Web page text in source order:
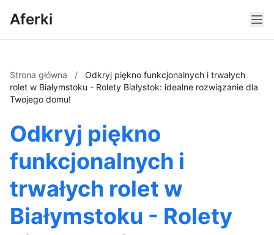
Aferki
Strona główna /
Odkryj piękno funkcjonalnych i trwałych
rolet w Białymstoku - Rolety Białystok: idealne rozwiązanie dla
Twojego domu!
Odkryj piękno
funkcjonalnych i
trwałych rolet w
Białymstoku - Rolety